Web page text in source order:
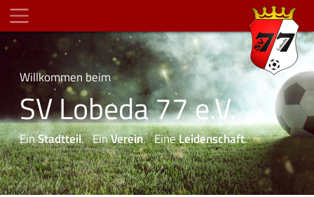
Willkommen beim
SV Lobeda 77 e.V.
EinStadtteil. EinVerein. EineLeidenschaft.